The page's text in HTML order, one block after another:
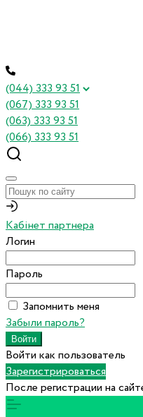
(044) 333 93 51
(067) 333 93 51
(063) 333 93 51
(066) 333 93 51
Кабінет партнера
Логин
Пароль
Запомнить меня
Забыли пароль?
Войти как пользователь
Зарегистрироваться
После регистрации на